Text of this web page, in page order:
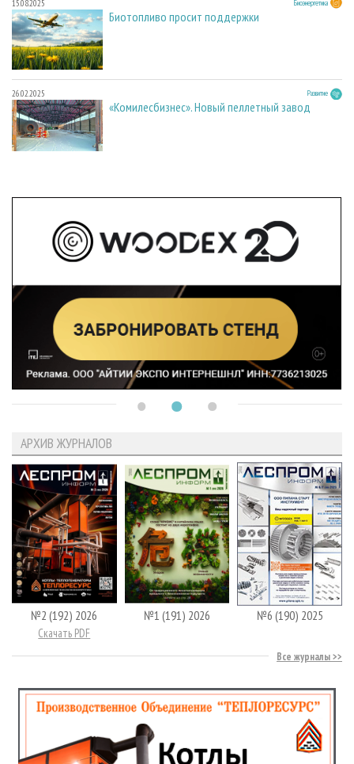
15.08.2025 Биоэнергетика
Биотопливо просит поддержки
26.02.2025 Развитие
«Комилесбизнес». Новый пеллетный завод
АРХИВ ЖУРНАЛОВ
№2 (192) 2026
Скачать PDF
№1 (191) 2026 №6 (190) 2025
Все журналы